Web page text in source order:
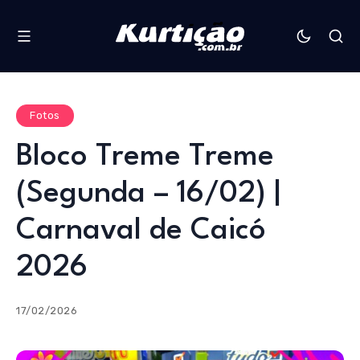
Fotos
Bloco Treme Treme
(Segunda – 16/02) |
Carnaval de Caicó
2026
17/02/2026